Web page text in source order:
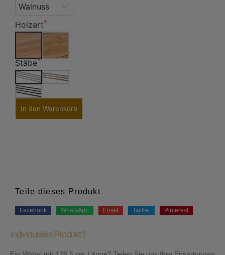
Holzart
Stäbe
In den Warenkorb
Teile dieses Produkt
Facebook WhatsApp Email Twitter Pinterest
Individuelles Produkt?